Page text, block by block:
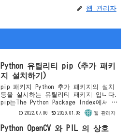
웹 관리자
Python 유틸리티 pip (추가 패키
지 설치하기)
pip 패키지 Python 추가 패키지의 설치
등을 실시하는 유틸리티 패키지 입니다.
pip는The Python Package Index에서 공
개되어 있지만 Python 3.4 이후에는 설
치 프로그램 안에 기본으로 ...
2022.07.06 2026.01.03 웹 관리자
Python OpenCV 와 PIL 의 상호